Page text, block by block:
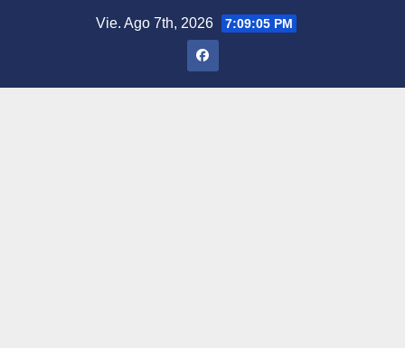
Vie. Ago 7th, 2026 7:09:06 PM